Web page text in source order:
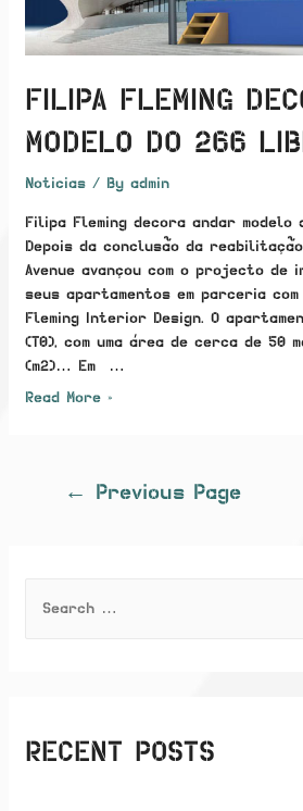
FILIPA FLEMING
MODELO DO 266
Noticias / Byadmin
Filipa Fleming decora andar modelo
Depois da conclusão da
Avenue avançou com o projecto de
seus apartamentos em parceria
Fleming Interior Design. O
(T0), com uma área de cerca de 50
(m2)… Em …
Filipa
modelo
Read More »
← Previous Page
h
RECENT POSTS